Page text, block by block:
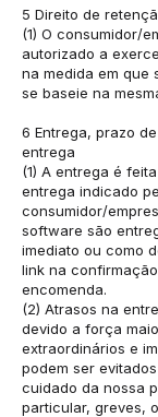
5 Direito de
(1) O consumidor/
autorizado a
na medida em que
se baseie na
6 Entrega, prazo
entrega
(1) A entrega é
entrega indicado
consumidor/
software são
imediato ou como
link na
encomenda.
(2) Atrasos na
devido a força
extraordinários e
podem ser
cuidado da nossa
particular, greves,